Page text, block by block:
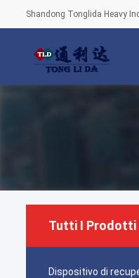
Shandong Tonglida Heavy
Tutti I Prodotti
Dispositivo di